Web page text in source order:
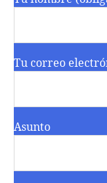
Tu correo
Asunto